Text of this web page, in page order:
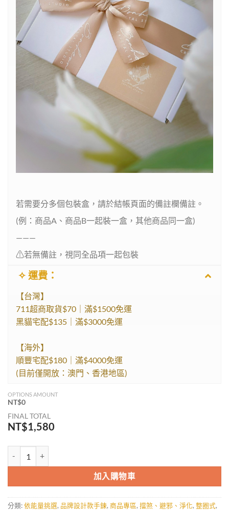
若需要分多個包裝盒，請於結帳頁面的備註欄備註。
(例：商品A、商品B一起裝一盒，其他商品同一盒)
———
⚠︎︎若無備註，視同全品項一起包裝
✧ 運費：
【台灣】
711超商取貨$70｜滿$1500免運
黑貓宅配$135｜滿$3000免運
【海外】
順豐宅配$180｜滿$4000免運
(目前僅開放：澳門、香港地區)
OPTIONS AMOUNT
NT$0
FINAL TOTAL
NT$1,580
加入購物車
分類:依能量挑選, 品牌設計款手鍊, 商品專區, 擋煞、避邪、淨化, 整圈式,